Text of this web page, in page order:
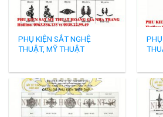
PHỤ KIỆN SẮT NGHỆ
THUẬT, MỸ THUẬT